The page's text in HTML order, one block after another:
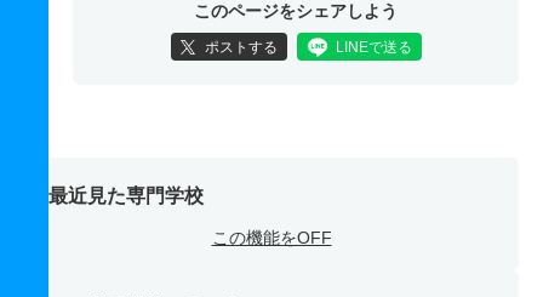
このページをシェアしよう
ポストする LINEで送る
最近見た専門学校
この機能をOFF